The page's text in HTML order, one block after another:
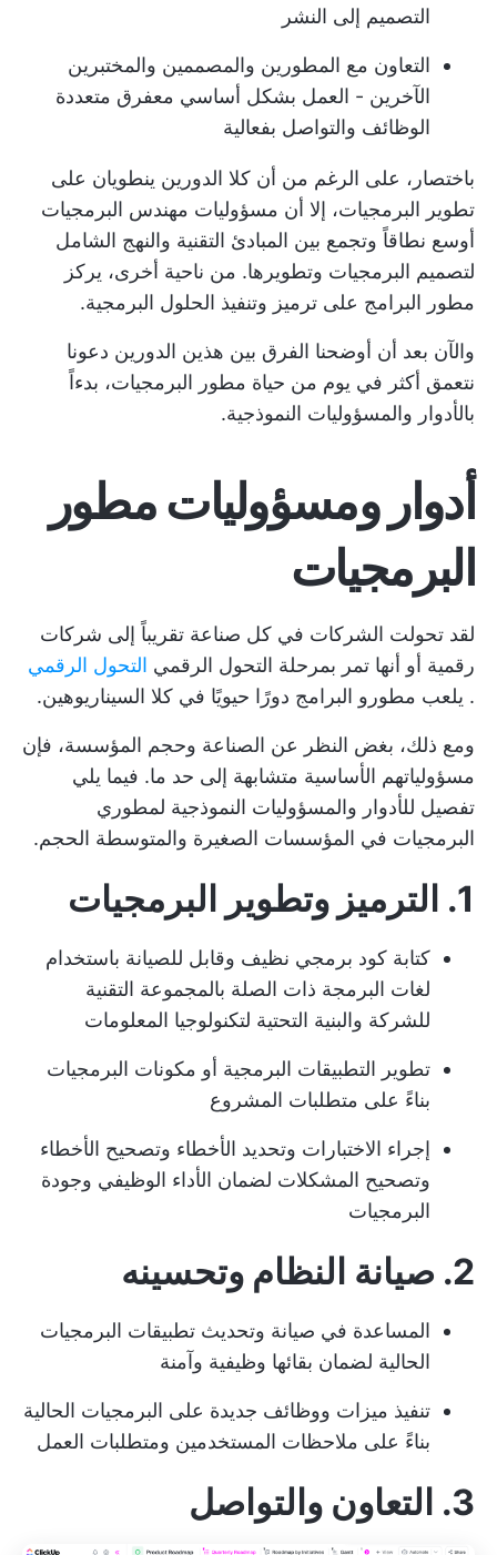
التصميم إلى النشر
التعاون مع المطورين والمصممين والمختبرين
الآخرين - العمل بشكل أساسي معفرق متعددة
الوظائف والتواصل بفعالية
باختصار، على الرغم من أن كلا الدورين ينطويان على
تطوير البرمجيات، إلا أن مسؤوليات مهندس البرمجيات
أوسع نطاقاً وتجمع بين المبادئ التقنية والنهج الشامل
لتصميم البرمجيات وتطويرها. من ناحية أخرى، يركز
مطور البرامج على ترميز وتنفيذ الحلول البرمجية.
والآن بعد أن أوضحنا الفرق بين هذين الدورين دعونا
نتعمق أكثر في يوم من حياة مطور البرمجيات، بدءاً
بالأدوار والمسؤوليات النموذجية.
أدوار ومسؤوليات مطور
البرمجيات
لقد تحولت الشركات في كل صناعة تقريباً إلى شركات
رقمية أو أنها تمر بمرحلة التحول الرقمي التحول الرقمي
. يلعب مطورو البرامج دورًا حيويًا في كلا السيناريوهين.
ومع ذلك، بغض النظر عن الصناعة وحجم المؤسسة، فإن
مسؤولياتهم الأساسية متشابهة إلى حد ما. فيما يلي
تفصيل للأدوار والمسؤوليات النموذجية لمطوري
البرمجيات في المؤسسات الصغيرة والمتوسطة الحجم.
1. الترميز وتطوير البرمجيات
كتابة كود برمجي نظيف وقابل للصيانة باستخدام
لغات البرمجة ذات الصلة بالمجموعة التقنية
للشركة والبنية التحتية لتكنولوجيا المعلومات
تطوير التطبيقات البرمجية أو مكونات البرمجيات
بناءً على متطلبات المشروع
إجراء الاختبارات وتحديد الأخطاء وتصحيح الأخطاء
وتصحيح المشكلات لضمان الأداء الوظيفي وجودة
البرمجيات
2. صيانة النظام وتحسينه
المساعدة في صيانة وتحديث تطبيقات البرمجيات
الحالية لضمان بقائها وظيفية وآمنة
تنفيذ ميزات ووظائف جديدة على البرمجيات الحالية
بناءً على ملاحظات المستخدمين ومتطلبات العمل
3. التعاون والتواصل